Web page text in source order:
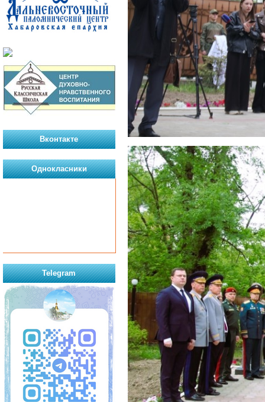
Вконтакте
Однокласники
Telegram